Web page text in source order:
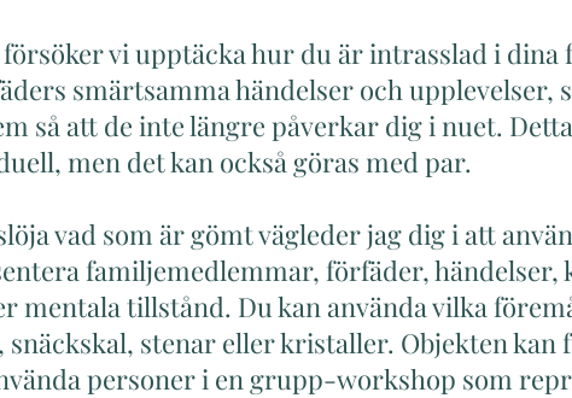
vi upptäcka hur du är intrasslad i dina
smärtsamma händelser och upplevelser,
så att de inte längre påverkar dig i nuet.
men det kan också göras med par.
vad som är gömt vägleder jag dig i att
familjemedlemmar, förfäder, händelser,
mentala tillstånd. Du kan använda vilka
stenar eller kristaller. Objekten kan
personer i en grupp-workshop som